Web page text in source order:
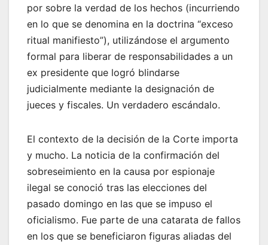
por sobre la verdad de los hechos (incurriendo
en lo que se denomina en la doctrina “exceso
ritual manifiesto”), utilizándose el argumento
formal para liberar de responsabilidades a un
ex presidente que logró blindarse
judicialmente mediante la designación de
jueces y fiscales. Un verdadero escándalo.
El contexto de la decisión de la Corte importa
y mucho. La noticia de la confirmación del
sobreseimiento en la causa por espionaje
ilegal se conoció tras las elecciones del
pasado domingo en las que se impuso el
oficialismo. Fue parte de una catarata de fallos
en los que se beneficiaron figuras aliadas del